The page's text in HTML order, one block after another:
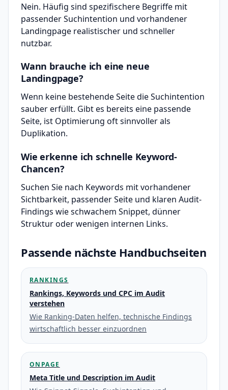
Nein. Häufig sind spezifischere Begriffe mit
passender Suchintention und vorhandener
Landingpage realistischer und schneller
nutzbar.
Wann brauche ich eine neue
Landingpage?
Wenn keine bestehende Seite die Suchintention
sauber erfüllt. Gibt es bereits eine passende
Seite, ist Optimierung oft sinnvoller als
Duplikation.
Wie erkenne ich schnelle Keyword-
Chancen?
Suchen Sie nach Keywords mit vorhandener
Sichtbarkeit, passender Seite und klaren Audit-
Findings wie schwachem Snippet, dünner
Struktur oder wenigen internen Links.
Passende nächste Handbuchseiten
RANKINGS
Rankings, Keywords und CPC im Audit
verstehen
Wie Ranking-Daten helfen, technische Findings
wirtschaftlich besser einzuordnen
ONPAGE
Meta Title und Description im Audit